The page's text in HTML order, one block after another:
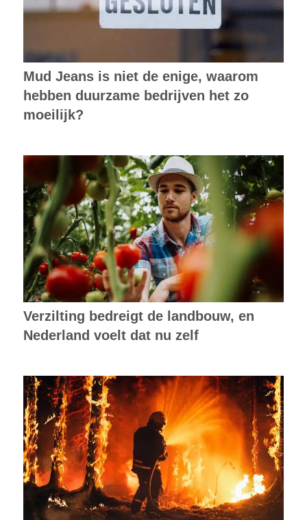
Mud Jeans is niet de enige, waarom
hebben duurzame bedrijven het zo
moeilijk?
Verzilting bedreigt de landbouw, en
Nederland voelt dat nu zelf